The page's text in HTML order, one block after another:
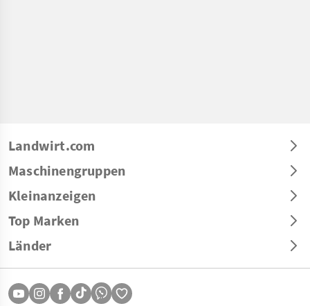
Landwirt.com
Maschinengruppen
Kleinanzeigen
Top Marken
Länder